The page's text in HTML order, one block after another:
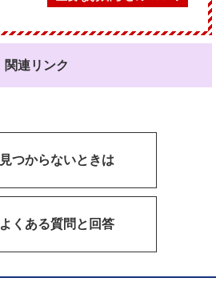
関連リンク
見つからないときは
よくある質問と回答